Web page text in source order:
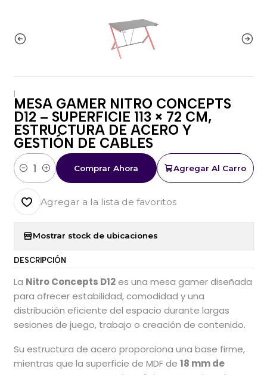
|
MESA GAMER NITRO CONCEPTS
D12 – SUPERFICIE 113 × 72 CM,
ESTRUCTURA DE ACERO Y
GESTIÓN DE CABLES
Cantidad
Agregar Al Carro
Comprar Ahora
Agregar a la lista de favoritos
Mostrar stock de ubicaciones
DESCRIPCIÓN
La Nitro Concepts D12es una mesa gamer diseñada
para ofrecer estabilidad, comodidad y una
distribución eficiente del espacio durante largas
sesiones de juego, trabajo o creación de contenido.
Su estructura de acero proporciona una base firme,
mientras que la superficie de MDF de 18 mm de